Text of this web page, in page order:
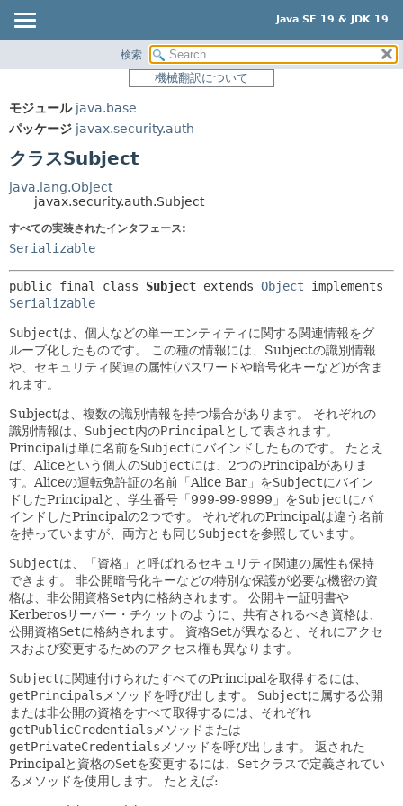
Java SE 19 & JDK 19
パッケージ
使用
ツリー
プレビュー
新規
非推奨
索引
ヘルプ
サマリー:
ネスト済
メソッド
検索
機械翻訳について
モジュール java.base
パッケージ javax.security.auth
クラスSubject
java.lang.Object
javax.security.auth.Subject
すべての実装されたインタフェース:
Serializable
public final class Subject extends Object
Serializable
Subjectは、個人などの単一エンティティに関する関連情報をグ
ループ化したものです。
この種の情報には、Subjectの識別情報
や、セキュリティ関連の属性(パスワードや暗号化キーなど)が含ま
れます。
Subjectは、複数の識別情報を持つ場合があります。
それぞれの
識別情報は、 Subject内のPrincipal として表されます。
Principalは単に名前をSubjectにバインドしたものです。
たとえ
ば、Aliceという個人のSubjectには、2つのPrincipalがありま
す。Aliceの運転免許証の名前「Alice Bar」をSubjectにバイン
ドしたPrincipalと、学生番号「999-99-9999」をSubjectにバ
インドしたPrincipalの2つです。
それぞれのPrincipalは違う名前
を持っていますが、両方とも同じSubjectを参照しています。
Subjectは、「資格」と呼ばれるセキュリティ関連の属性も保持
できます。
非公開暗号化キーなどの特別な保護が必要な機密の資
格は、非公開資格Set内に格納されます。
公開キー証明書や
Kerberosサーバー・チケットのように、共有されるべき資格は、
公開資格Setに格納されます。
資格Setが異なると、それにアクセ
スおよび変更するためのアクセス権も異なります。
Subjectに関連付けられたすべてのPrincipalを取得するには、
getPrincipals メソッドを呼び出します。 Subjectに属する公開
または非公開の資格をすべて取得するには、それぞれ
getPublicCredentials メソッドまたは
getPrivateCredentials メソッドを呼び出します。
返された
Principalと資格のSetを変更するには、 Setクラスで定義されてい
るメソッドを使用します。
たとえば: